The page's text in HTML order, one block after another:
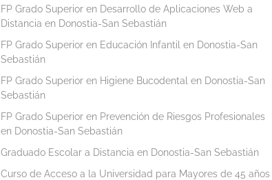
FP Grado Superior en Desarrollo de Aplicaciones Web a
Distancia en Donostia-San Sebastián
FP Grado Superior en Educación Infantil en Donostia-San
Sebastián
FP Grado Superior en Higiene Bucodental en Donostia-San
Sebastián
FP Grado Superior en Prevención de Riesgos Profesionales
en Donostia-San Sebastián
Graduado Escolar a Distancia en Donostia-San Sebastián
Curso de Acceso a la Universidad para Mayores de 45 años